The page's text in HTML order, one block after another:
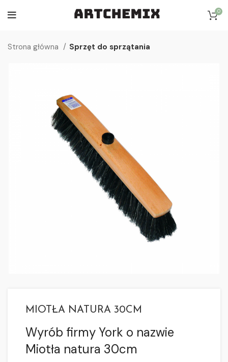
0
Strona główna Sprzęt do sprzątania
MIOTŁA NATURA 30CM
Wyrób firmy York o nazwie
Miotła natura 30cm